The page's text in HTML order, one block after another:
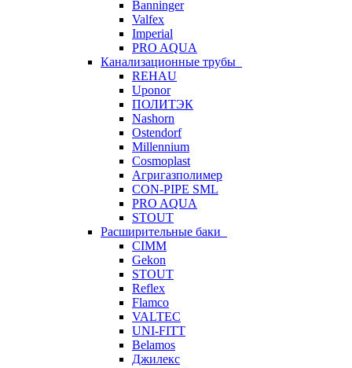
Banninger
Valfex
Imperial
PRO AQUA
Канализационные трубы
REHAU
Uponor
ПОЛИТЭК
Nashorn
Ostendorf
Millennium
Cosmoplast
Агригазполимер
CON-PIPE SML
PRO AQUA
STOUT
Расширительные баки
CIMM
Gekon
STOUT
Reflex
Flamco
VALTEC
UNI-FITT
Belamos
Джилекс